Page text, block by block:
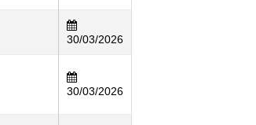
30/03/2026
30/03/2026